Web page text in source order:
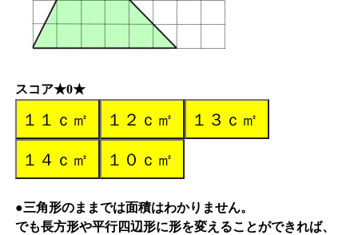
スコア★0★
●三角形のままでは面積はわかりません。
でも長方形や平行四辺形に形を変えることができれば、